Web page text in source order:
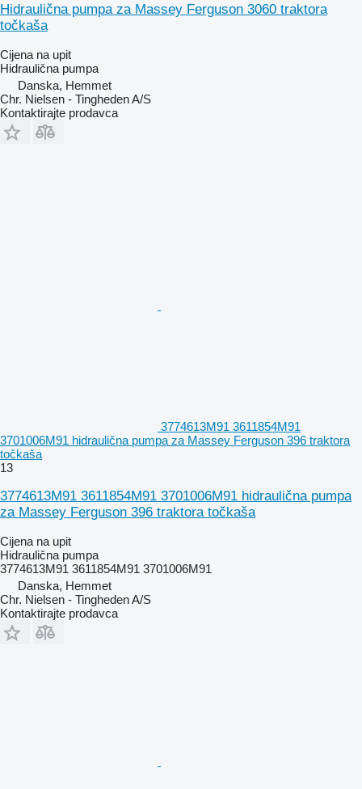
Hidraulična pumpa za Massey Ferguson 3060 traktora
točkaša
Cijena na upit
Hidraulična pumpa
Danska, Hemmet
Chr. Nielsen - Tingheden A/S
Kontaktirajte prodavca
3774613M91 3611854M91
3701006M91 hidraulična pumpa za Massey Ferguson 396 traktora
točkaša
13
3774613M91 3611854M91 3701006M91 hidraulična pumpa
za Massey Ferguson 396 traktora točkaša
Cijena na upit
Hidraulična pumpa
3774613M91 3611854M91 3701006M91
Danska, Hemmet
Chr. Nielsen - Tingheden A/S
Kontaktirajte prodavca